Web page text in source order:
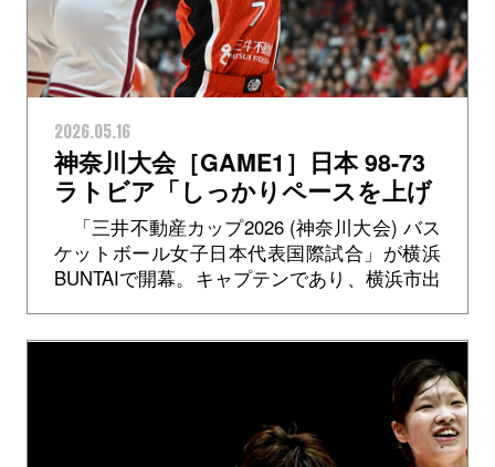
2026.05.16
神奈川大会［GAME1］日本 98-73
ラトビア「しっかりペースを上げ
ること、前からプレッシャーをか
けること」都野七海選手
「三井不動産カップ2026 (神奈川大会) バス
ケットボール女子日本代表国際試合」が横浜
BUNTAIで開幕。キャプテンであり、横浜市出